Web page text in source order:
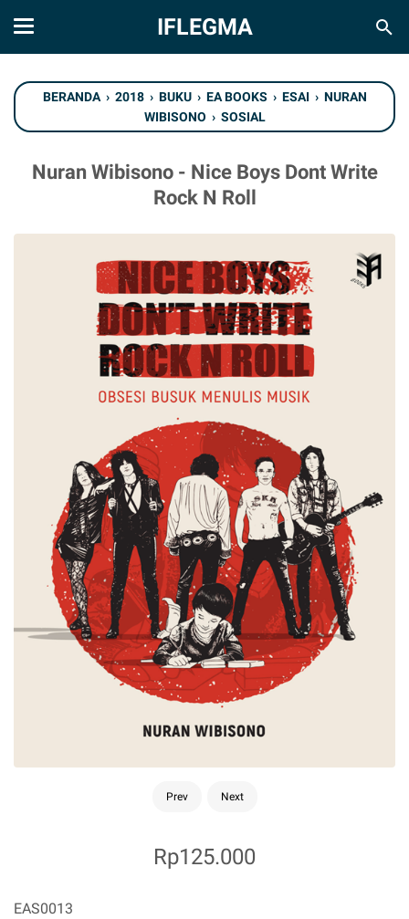
IFLEGMA
BERANDA › 2018 › BUKU › EA BOOKS › ESAI › NURAN
WIBISONO › SOSIAL
Nuran Wibisono - Nice Boys Dont Write
Rock N Roll
Prev Next
Rp125.000
EAS0013